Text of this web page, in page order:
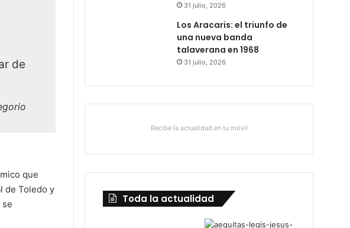
de
que
de Toledo y
se
31 julio, 2026
Los Aracaris: el triunfo de
una nueva banda
talaverana en 1968
31 julio, 2026
Recibe la actualidad en tu móvil
Toda la actualidad